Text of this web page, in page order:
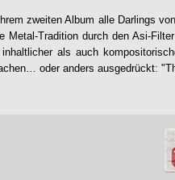
zweiten Album alle Darlings
Tradition durch den Asi-
als auch
oder anders ausgedrückt: "